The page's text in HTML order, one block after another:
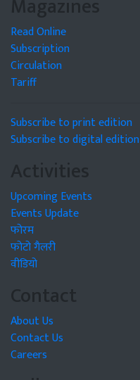
Read Online
Subscription
Circulation
Tariff
Subscribe to print edition
Subscribe to digital edition
Activities
Upcoming Events
Events Update
फोरम
फोटो गैलरी
वीडियो
Contact
About Us
Contact Us
Careers